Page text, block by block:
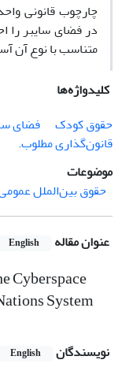
چارچوب قانونی
در فضای سایبر را
متناسب با نوع آن
کلیدواژه‌ها
حقوق کودک
فضای
‏قانون‌گذاری مطلوب.‏
موضوعات
حقوق بین‌الملل
عنوان مقاله English
Cyberspace
System
نویسندگان English